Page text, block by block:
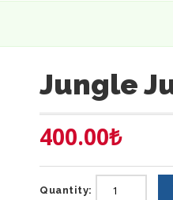
Jungle
400.00₺
Quantity: